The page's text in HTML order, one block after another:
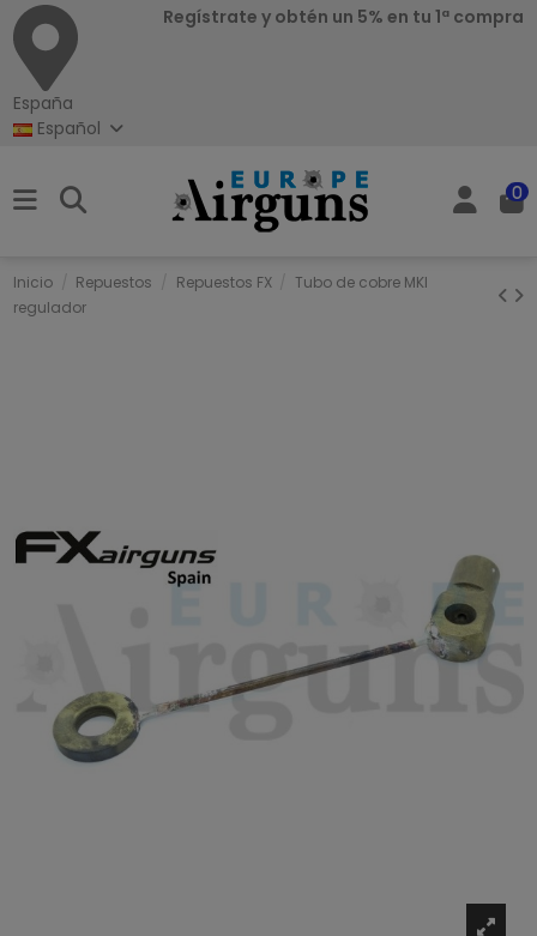
España
Regístrate y obtén un 5% en tu 1ª compra
Español
0
Inicio Repuestos Repuestos FX
Tubo de cobre MKI
regulador